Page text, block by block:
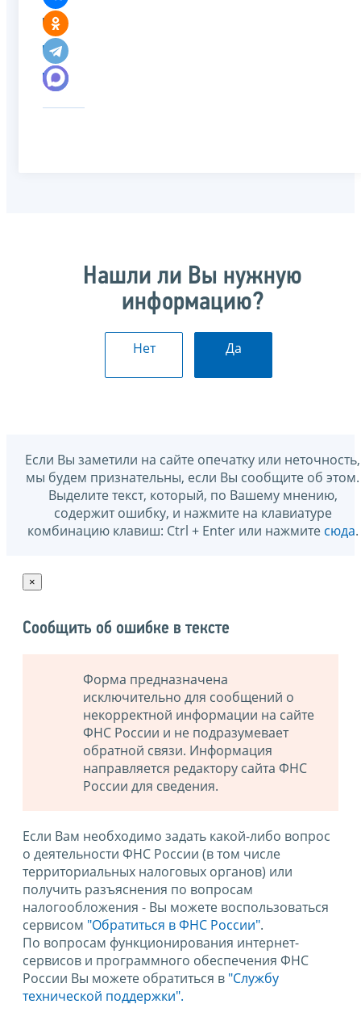
Нашли ли Вы нужную
информацию?
Нет Да
Если Вы заметили на сайте опечатку или неточность,
мы будем признательны, если Вы сообщите об этом.
Выделите текст, который, по Вашему мнению,
содержит ошибку, и нажмите на клавиатуре
комбинацию клавиш: Ctrl + Enter или нажмите сюда.
×
Сообщить об ошибке в тексте
Форма предназначена
исключительно для сообщений о
некорректной информации на сайте
ФНС России и не подразумевает
обратной связи. Информация
направляется редактору сайта ФНС
России для сведения.
Если Вам необходимо задать какой-либо вопрос
о деятельности ФНС России (в том числе
территориальных налоговых органов) или
получить разъяснения по вопросам
налогообложения - Вы можете воспользоваться
сервисом "Обратиться в ФНС России".
По вопросам функционирования интернет-
сервисов и программного обеспечения ФНС
России Вы можете обратиться в "Службу
технической поддержки".